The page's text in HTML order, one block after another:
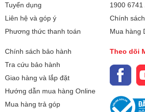
Camera sau:
Camera trước:
Tính năng camera:
Tự động lấy nét
Chạm lấy nét
Quay phim: Có
Tuyển dụng
Liên hệ và góp ý
Phương thức thanh toán
1900 6741
Chính
Mua hàng
Chính sách bảo hành
Tra cứu bảo hành
Giao hàng và lắp đặt
Hướng dẫn mua hàng Online
Mua hàng trả góp
Theo dõi